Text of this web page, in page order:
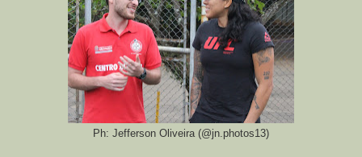
Ph: Jefferson Oliveira (@jn.photos13)